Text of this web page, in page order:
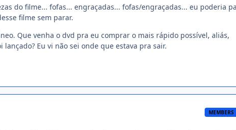
do filme... fofas... engraçadas... fofas/engraçadas... eu poderia
filme sem parar.
Que venha o dvd pra eu comprar o mais rápido possível, aliás,
lançado? Eu vi não sei onde que estava pra sair.
MEMBERS